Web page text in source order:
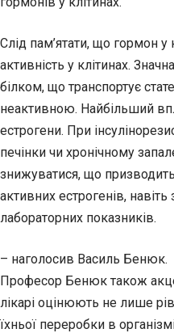
Слід пам’ятати, що гормон
активність у клітинах.
білком, що транспортує
неактивною. Найбільший
естрогени. При
печінки чи хронічному
знижуватися, що
активних естрогенів,
лабораторних показників.
– наголосив Василь Бенюк.
Професор Бенюк також
лікарі оцінюють не лише
їхньої переробки в